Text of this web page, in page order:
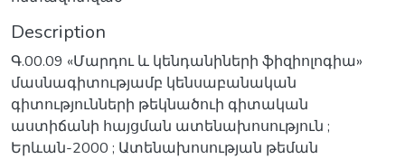
Description
Գ.00.09 «Մարդու և կենդանիների ֆիզիոլոգիա»
մասնագիտությամբ կենսաբանական
գիտությունների թեկնածուի գիտական
աստիճանի հայցման ատենախոսություն ;
Երևան-2000 ; Ատենախոսության թեման